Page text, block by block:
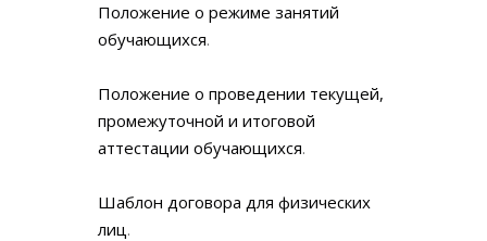
Положение о режиме занятий
обучающихся.
Положение о проведении текущей,
промежуточной и итоговой
аттестации обучающихся.
Шаблон договора для физических
лиц.